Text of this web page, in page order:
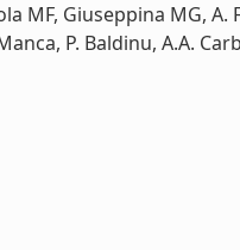
MF, Giuseppina MG, A.
P. Baldinu, A.A.